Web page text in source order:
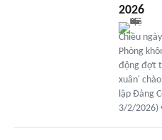
2026
Chiều
Phòng
động đợt
xuân'
lập Đảng
3/2/2026)